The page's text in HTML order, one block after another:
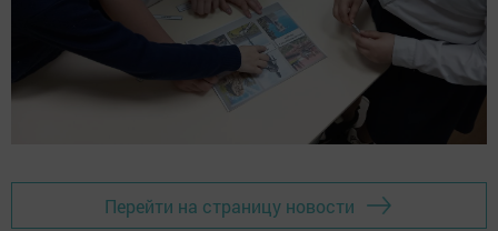
Перейти на страницу новости